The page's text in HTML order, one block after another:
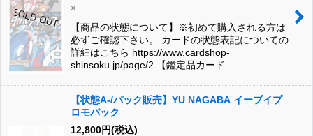
×
【商品の状態について】※初めて購入される方は
必ずご確認下さい。 カードの状態表記についての
詳細はこちら https://www.cardshop-
shinsoku.jp/page/2 【鑑定品カード…
【状態A-/パック販売】YU NAGABA イーブイプ
ロモパック
12,800円(税込)